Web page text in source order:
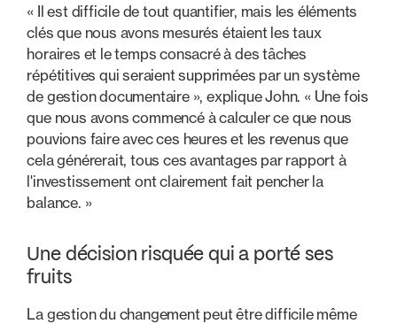
« Il est difficile de tout quantifier, mais les éléments
clés que nous avons mesurés étaient les taux
horaires et le temps consacré à des tâches
répétitives qui seraient supprimées par un système
de gestion documentaire », explique John. « Une fois
que nous avons commencé à calculer ce que nous
pouvions faire avec ces heures et les revenus que
cela générerait, tous ces avantages par rapport à
l'investissement ont clairement fait pencher la
balance. »
Une décision risquée qui a porté ses
fruits
La gestion du changement peut être difficile même